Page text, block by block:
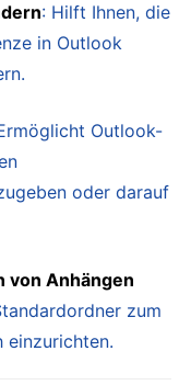
: Hilft Ihnen, die
in Outlook
Outlook-
oder darauf
von Anhängen
zum
einzurichten.